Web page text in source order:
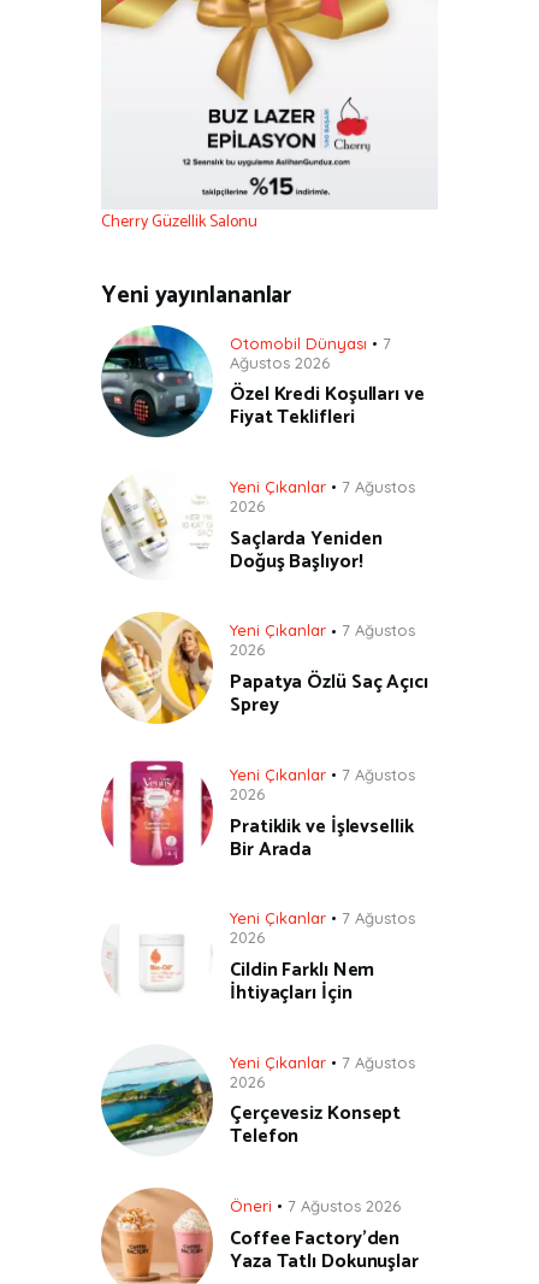
Cherry Güzellik Salonu
Yeni yayınlananlar
Otomobil Dünyası
7
Ağustos 2026
Özel Kredi Koşulları ve
Fiyat Teklifleri
Yeni Çıkanlar
7 Ağustos
2026
Saçlarda Yeniden
Doğuş Başlıyor!
Yeni Çıkanlar
7 Ağustos
2026
Papatya Özlü Saç Açıcı
Sprey
Yeni Çıkanlar
7 Ağustos
2026
Pratiklik ve İşlevsellik
Bir Arada
Yeni Çıkanlar
7 Ağustos
2026
Cildin Farklı Nem
İhtiyaçları İçin
Yeni Çıkanlar
7 Ağustos
2026
Çerçevesiz Konsept
Telefon
Öneri 7 Ağustos 2026
Coffee Factory’den
Yaza Tatlı Dokunuşlar